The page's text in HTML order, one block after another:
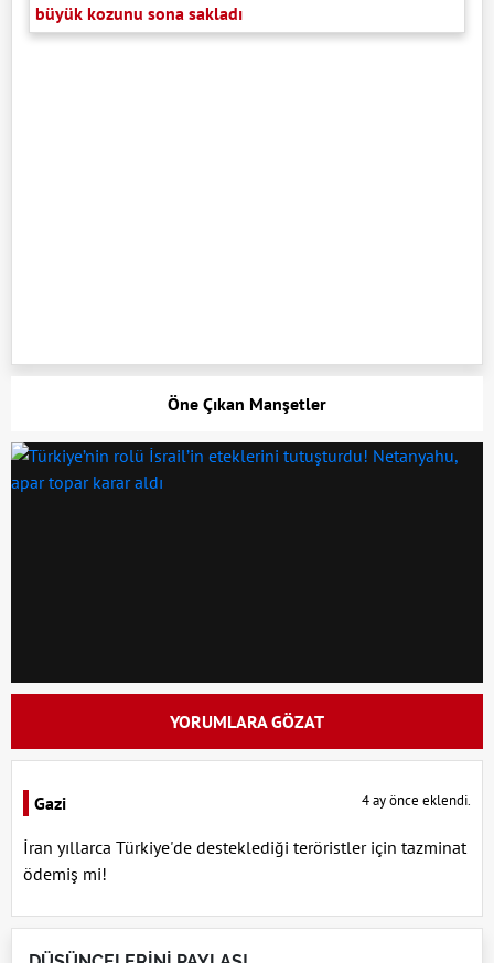
büyük kozunu sona sakladı
Öne Çıkan Manşetler
YORUMLARA GÖZAT
Gazi 4 ay önce eklendi.
İran yıllarca Türkiye'de desteklediği teröristler için tazminat
ödemiş mi!